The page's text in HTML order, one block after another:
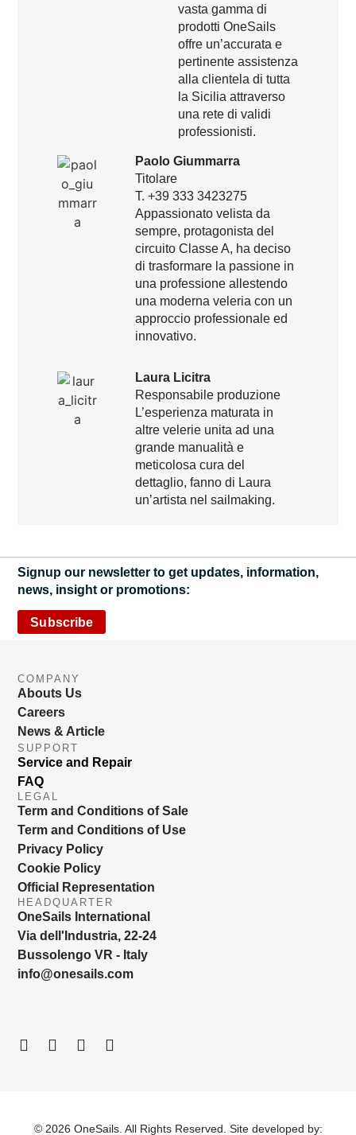
vasta gamma di
prodotti OneSails
offre un’accurata e
pertinente assistenza
alla clientela di tutta
la Sicilia attraverso
una rete di validi
professionisti.
Paolo Giummarra
Titolare
T. +39 333 3423275
Appassionato velista da
sempre, protagonista del
circuito Classe A, ha deciso
di trasformare la passione in
una professione allestendo
una moderna veleria con un
approccio professionale ed
innovativo.
Laura Licitra
Responsabile produzione
L’esperienza maturata in
altre velerie unita ad una
grande manualità e
meticolosa cura del
dettaglio, fanno di Laura
un’artista nel sailmaking.
Signup our newsletter to get updates, information,
news, insight or promotions:
Subscribe
COMPANY
Abouts Us
Careers
News & Article
SUPPORT
Service and Repair
FAQ
LEGAL
Term and Conditions of Sale
Term and Conditions of Use
Privacy Policy
Cookie Policy
Official Representation
HEADQUARTER
OneSails International
Via dell'Industria, 22-24
Bussolengo VR - Italy
info@onesails.com
© 2026 OneSails. All Rights Reserved. Site developed by: